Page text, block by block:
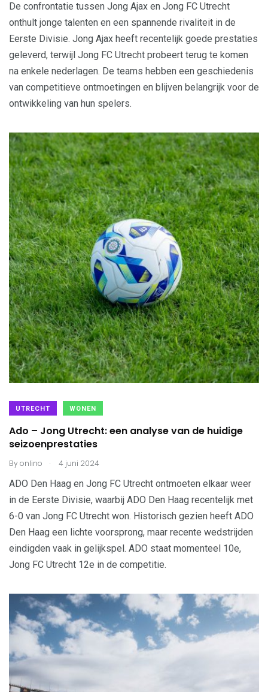
De confrontatie tussen Jong Ajax en Jong FC Utrecht
onthult jonge talenten en een spannende rivaliteit in de
Eerste Divisie. Jong Ajax heeft recentelijk goede prestaties
geleverd, terwijl Jong FC Utrecht probeert terug te komen
na enkele nederlagen. De teams hebben een geschiedenis
van competitieve ontmoetingen en blijven belangrijk voor de
ontwikkeling van hun spelers.
UTRECHT WONEN
Ado – Jong Utrecht: een analyse van de huidige
seizoenprestaties
Byonlino . 4 juni 2024
ADO Den Haag en Jong FC Utrecht ontmoeten elkaar weer
in de Eerste Divisie, waarbij ADO Den Haag recentelijk met
6-0 van Jong FC Utrecht won. Historisch gezien heeft ADO
Den Haag een lichte voorsprong, maar recente wedstrijden
eindigden vaak in gelijkspel. ADO staat momenteel 10e,
Jong FC Utrecht 12e in de competitie.